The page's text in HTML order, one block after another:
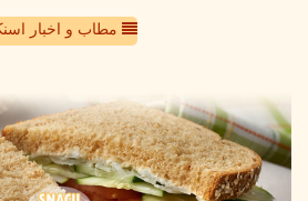
مطاب و اخبار